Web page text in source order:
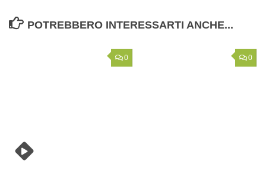
POTREBBERO INTERESSARTI ANCHE...
0 0